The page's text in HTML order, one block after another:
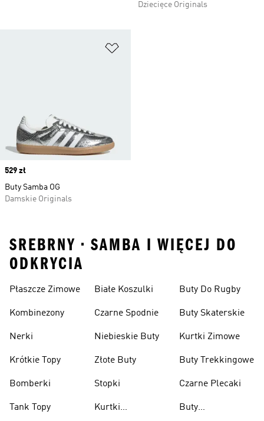
Dziecięce Originals
Price
529 zł
Buty Samba OG
Damskie Originals
SREBRNY • SAMBA I WIĘCEJ DO
ODKRYCIA
Płaszcze Zimowe
Kombinezony
Nerki
Krótkie Topy
Bomberki
Tank Topy
Białe Koszulki
Czarne Spodnie
Niebieskie Buty
Złote Buty
Stopki
Kurtki
Buty Do Rugby
Buty Skaterskie
Kurtki Zimowe
Buty Trekkingowe
Czarne Plecaki
Buty